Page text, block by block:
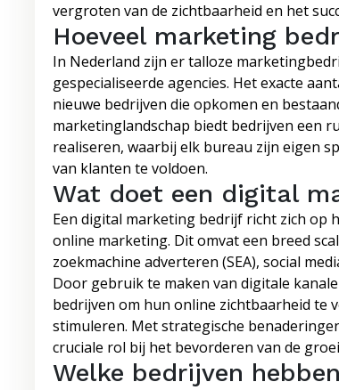
vergroten van de zichtbaarheid en het
Hoeveel marketing
In Nederland zijn er talloze
gespecialiseerde agencies. Het exacte
nieuwe bedrijven die opkomen en
marketinglandschap biedt bedrijven een
realiseren, waarbij elk bureau zijn eigen
van klanten te voldoen.
Wat doet een digital
Een digital marketing bedrijf richt zich op
online marketing. Dit omvat een breed
zoekmachine adverteren (SEA), social
Door gebruik te maken van digitale
bedrijven om hun online zichtbaarheid te
stimuleren. Met strategische
cruciale rol bij het bevorderen van de
Welke bedrijven